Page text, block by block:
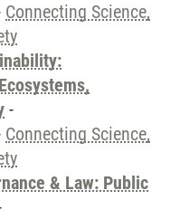
Connecting Science,
-
Connecting Science,
& Law: Public